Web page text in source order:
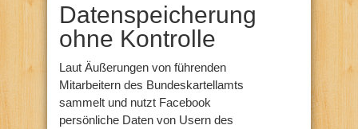
Datenspeicherung
ohne Kontrolle
Laut Äußerungen von führenden
Mitarbeitern des Bundeskartellamts
sammelt und nutzt Facebook
persönliche Daten von Usern des